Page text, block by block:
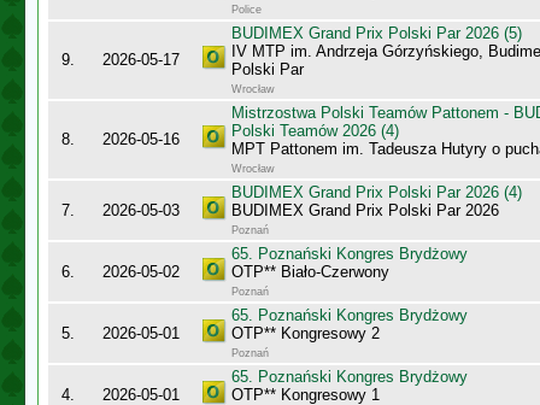
Police
9. 2026-05-17
BUDIMEX Grand Prix Polski Par 2026 (5)
IV MTP im. Andrzeja Górzyńskiego,
Polski Par
Wrocław
8. 2026-05-16
Mistrzostwa Polski Teamów Pattonem -
Polski Teamów 2026 (4)
MPT Pattonem im. Tadeusza Hutyry o
Wrocław
7. 2026-05-03
BUDIMEX Grand Prix Polski Par 2026 (4)
BUDIMEX Grand Prix Polski Par 2026
Poznań
6. 2026-05-02
65. Poznański Kongres Brydżowy
OTP** Biało-Czerwony
Poznań
5. 2026-05-01
65. Poznański Kongres Brydżowy
OTP** Kongresowy 2
Poznań
4. 2026-05-01
65. Poznański Kongres Brydżowy
OTP** Kongresowy 1